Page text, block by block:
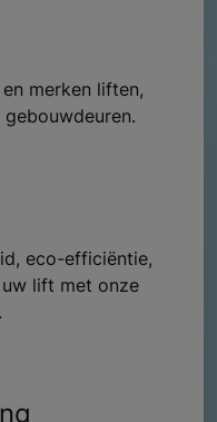
merken liften,
eco-efficiëntie,
lift met onze